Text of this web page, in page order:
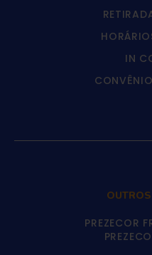
PREZECOR
IN